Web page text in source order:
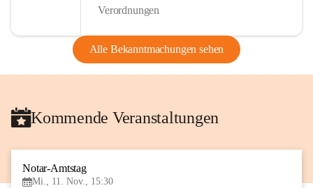
Verordnungen
Alle Bekanntmachungen sehen
Kommende Veranstaltungen
Notar-Amtstag
Mi., 11. Nov., 15:30